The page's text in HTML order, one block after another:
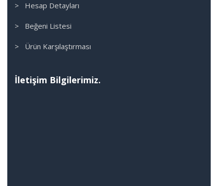
> Hesap Detayları
> Beğeni Listesi
> Ürün Karşılaştırması
İletişim Bilgilerimiz.